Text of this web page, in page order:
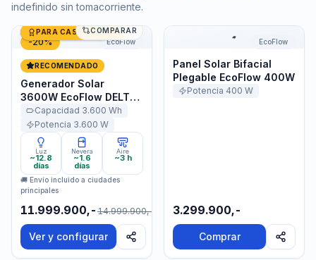
indefinido sin tomacorriente.
Generador Solar 3600W EcoFlow DELTA Pro
-20% EcoFlow
Últimas unidades
PARA CASA GRANDE
COMPARAR
RECOMENDADO
Generador Solar
3600W EcoFlow DELTA
ProCapacidad 3.600 Wh
Potencia 3.600 W
Luz
~12.8
días
Nevera
~1.6
días
Aire
~3 h
🚚 Envío incluido a ciudades
principales
11.999.900,- 14.999.900,-
Ver y configurar
Panel Solar Bifacial
EcoFlow
Panel Solar Bifacial
Plegable EcoFlow 400W
Potencia 400 W
3.299.900,-
Comprar